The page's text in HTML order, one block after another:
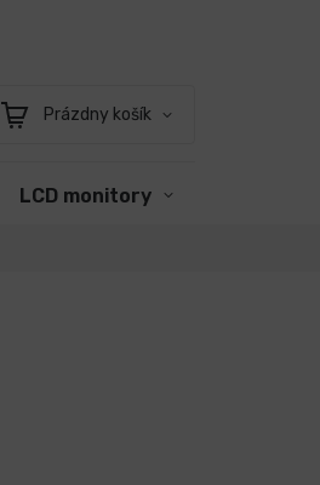
Nákupný
Prázdny košík
LCD monitory